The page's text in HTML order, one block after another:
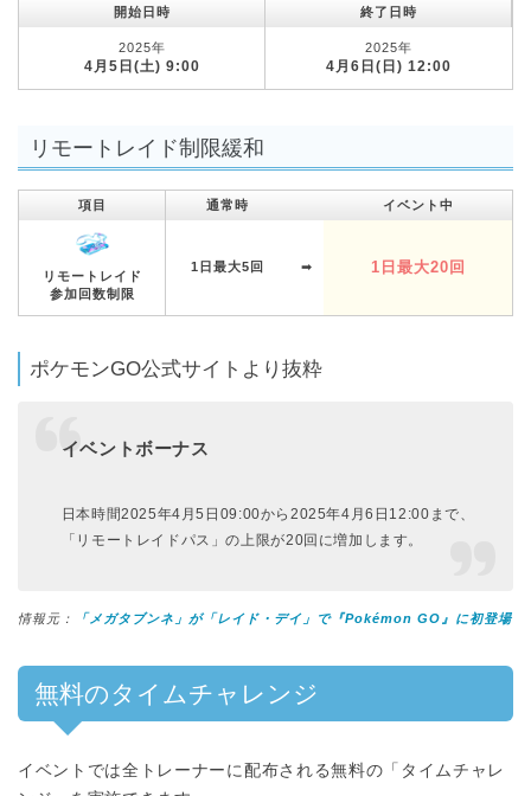
開始日時 終了日時
2025年
4月5日(土) 9:00
2025年
4月6日(日) 12:00
リモートレイド制限緩和
項目 通常時 イベント中
リモートレイド
参加回数制限
1日最大5回 ➡︎ 1日最大20回
ポケモンGO公式サイトより抜粋
イベントボーナス
日本時間2025年4月5日09:00から2025年4月6日12:00まで、
「リモートレイドパス」の上限が20回に増加します。
情報元： 「メガタブンネ」が「レイド・デイ」で『Pokémon GO』に初登場
無料のタイムチャレンジ
イベントでは全トレーナーに配布される無料の「タイムチャレ